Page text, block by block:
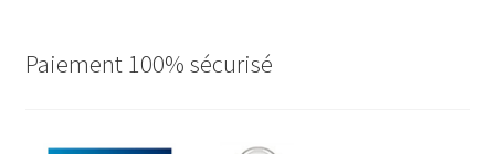
Paiement 100% sécurisé